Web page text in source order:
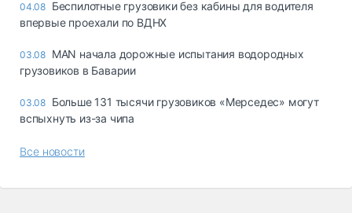
04.08 Беспилотные грузовики без кабины для водителя
впервые проехали по ВДНХ
03.08 MAN начала дорожные испытания водородных
грузовиков в Баварии
03.08 Больше 131 тысячи грузовиков «Мерседес» могут
вспыхнуть из-за чипа
Все новости